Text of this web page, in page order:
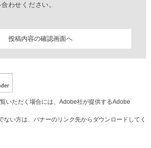
わせください。
いただく場合には、Adobe社が提供するAdobe
い方は、バナーのリンク先からダウンロードしてく